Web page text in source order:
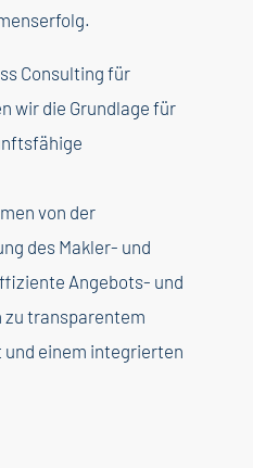
Consulting für
wir die Grundlage für
von der
des Makler- und
Angebots- und
zu transparentem
einem integrierten